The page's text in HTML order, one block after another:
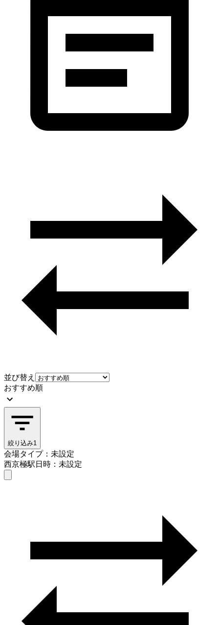
並び替え
おすすめ順
絞り込み1
会場タイプ：未設定
西京極駅日時：未設定